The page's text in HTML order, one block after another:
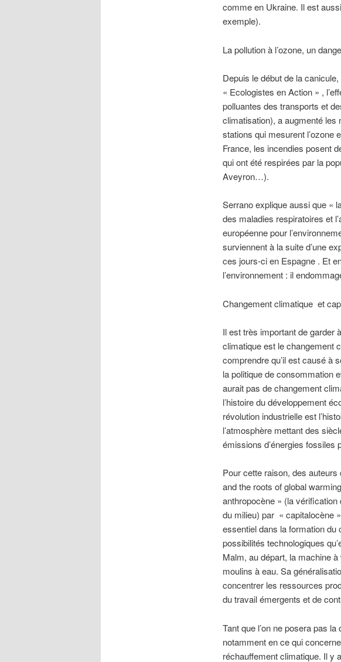
comme en Ukraine. Il est
exemple).
La pollution à l’ozone, un
Depuis le début de la
« Ecologistes en Action » ,
polluantes des transports et
climatisation), a augmenté les
stations qui mesurent l’ozone
France, les incendies posent
qui ont été respirées par la
Aveyron…).
Serrano explique aussi que «
des maladies respiratoires et
européenne pour
surviennent à la suite d’une
ces jours-ci en Espagne . Et
l’environnement : il
Changement climatique et
Il est très important de garder
climatique est le changement
comprendre qu’il est causé à
la politique de consommation
aurait pas de changement
l’histoire du développement
révolution industrielle est
l’atmosphère mettant des
émissions d’énergies fossiles
Pour cette raison, des
and the roots of global
anthropocène » (la
du milieu) par « capitalocène
essentiel dans la formation du
possibilités technologiques
Malm, au départ, la machine
moulins à eau. Sa
concentrer les ressources
du travail émergents et de
Tant que l’on ne posera pas
notamment en ce qui
réchauffement climatique. Il y